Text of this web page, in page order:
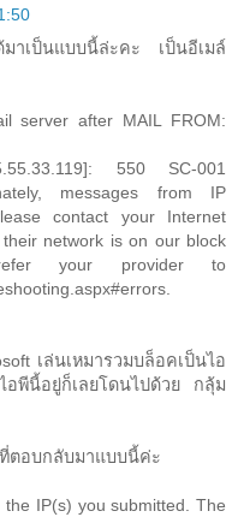
าเป็นแบบนี้ล่ะคะ เป็นอีเมล์
server after MAIL FROM:
550 SC-001
messages from IP
contact your Internet
network is on our block
your provider to
เล่นเหมารวมบล็อคเป็นไอ
อพีนี้อยู่ก็เลยโดนไปด้วย กลุ้ม
ตอบกลับมาแบบนี้ค่ะ
IP(s) you submitted. The